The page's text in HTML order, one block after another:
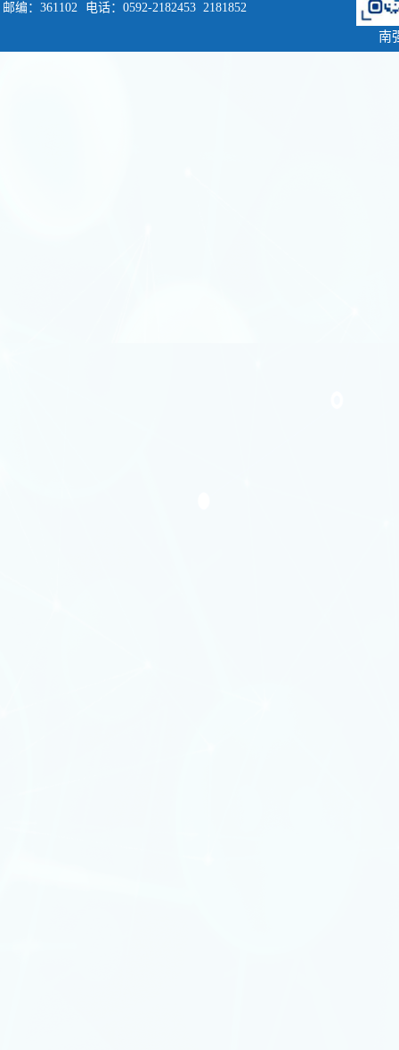
邮编：361102
电话：0592-2182453 2181852
南